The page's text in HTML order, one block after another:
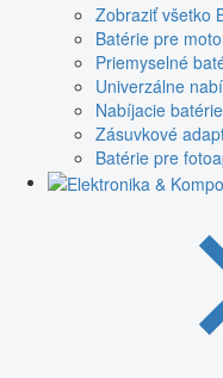
Zobraziť všetko
Batérie pre
Priemyselné
Univerzálne
Nabíjacie
Zásuvkové
Batérie pre